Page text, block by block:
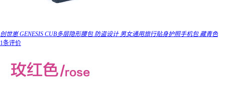
创世崽 GENESIS CUB多层隐形腰包 防盗设计 男女通用旅行贴身护照手机包 藏青色
1条评价